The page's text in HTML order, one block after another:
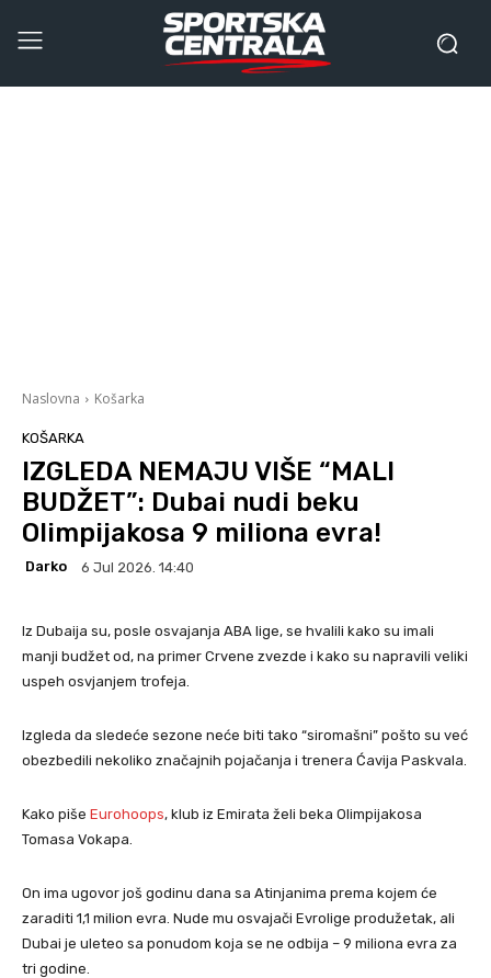
Naslovna Košarka
KOŠARKA
IZGLEDA NEMAJU VIŠE “MALI
BUDŽET”: Dubai nudi beku
Olimpijakosa 9 miliona evra!
Darko 6 Jul 2026. 14:40
Iz Dubaija su, posle osvajanja ABA lige, se hvalili kako su imali
manji budžet od, na primer Crvene zvezde i kako su napravili veliki
uspeh osvjanjem trofeja.
Izgleda da sledeće sezone neće biti tako “siromašni” pošto su već
obezbedili nekoliko značajnih pojačanja i trenera Ćavija Paskvala.
Kako piše Eurohoops, klub iz Emirata želi beka Olimpijakosa
Tomasa Vokapa.
On ima ugovor još godinu dana sa Atinjanima prema kojem će
zaraditi 1,1 milion evra. Nude mu osvajači Evrolige produžetak, ali
Dubai je uleteo sa ponudom koja se ne odbija – 9 miliona evra za
tri godine.